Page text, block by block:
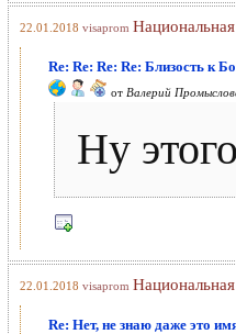
22.01.2018 visaprom
Re: Re: Re: Re: Близость к
от Валерий
Ну
22.01.2018 visaprom
Re: Нет, не знаю даже это